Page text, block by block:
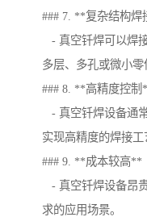
### 7. **复杂结构焊
- 真空钎焊可以焊
多层、多孔或微小零
### 8. **高精度控制
- 真空钎焊设备通
实现高精度的焊接工
### 9. **成本较高**
- 真空钎焊设备昂
求的应用场景。